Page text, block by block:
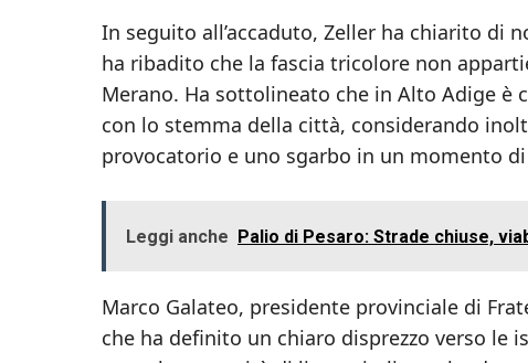
In seguito all’accaduto, Zeller ha chiarito di
ha ribadito che la fascia tricolore non
Merano. Ha sottolineato che in Alto Adige è
con lo stemma della città, considerando
provocatorio e uno sgarbo in un momento
Leggi anche Palio di Pesaro: Strade chiuse,
Marco Galateo, presidente provinciale di
che ha definito un chiaro disprezzo verso le